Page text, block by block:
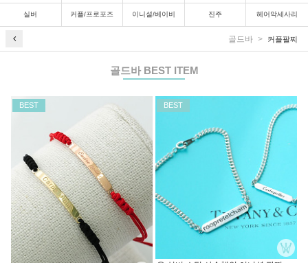
실버 커플/프로포즈 이니셜/베이비 진주 헤어악세사리
골드바 커플팔찌
골드바 BEST ITEM
BEST BEST